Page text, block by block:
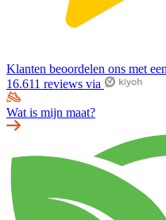
Klanten beoordelen ons met een
16.611 reviews via
Wat is mijn maat?